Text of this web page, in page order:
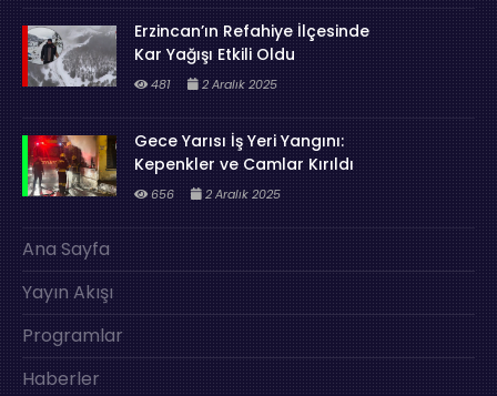
Erzincan’ın Refahiye İlçesinde
Kar Yağışı Etkili Oldu
481 2 Aralık 2025
Gece Yarısı İş Yeri Yangını:
Kepenkler ve Camlar Kırıldı
656 2 Aralık 2025
Ana Sayfa
Yayın Akışı
Programlar
Haberler